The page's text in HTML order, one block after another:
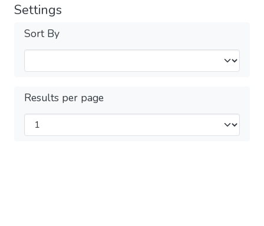
Settings
Sort By
Results per page